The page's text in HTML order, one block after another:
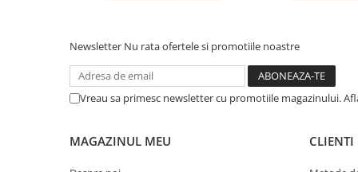
Hrană Păsări
Meniuri Păsări
Suplimente Nutritive
Newsletter Nu rata ofertele si promotiile noastre
Vreau sa primesc newsletter cu promotiile magazinului.
MAGAZINUL MEU CLIENTI